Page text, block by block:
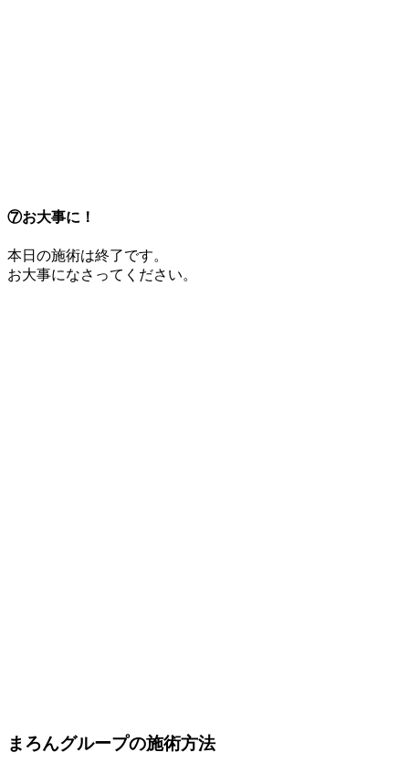
⑦お大事に！
本日の施術は終了です。
お大事になさってください。
まろんグループの施術方法